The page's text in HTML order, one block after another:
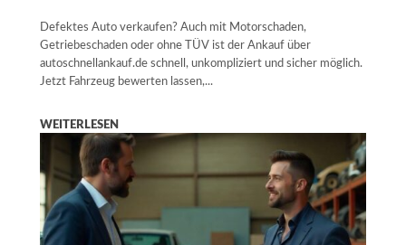
Defektes Auto verkaufen? Auch mit Motorschaden,
Getriebeschaden oder ohne TÜV ist der Ankauf über
autoschnellankauf.de schnell, unkompliziert und sicher möglich.
Jetzt Fahrzeug bewerten lassen,...
WEITERLESEN